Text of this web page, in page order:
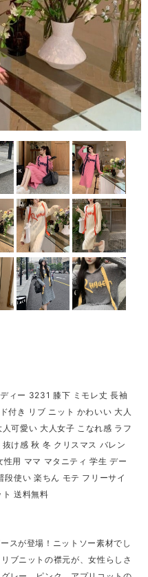
ィー 3231 膝下 ミモレ丈 長袖
付き リブ ニット かわいい 大人
可愛い 大人女子 こなれ感 ラフ
け感 秋 冬 クリスマス バレン
用 ママ マタニティ 学生 デー
段使い 楽ちん モテ フリーサイ
ト 送料無料
スが登場！ニットソー素材でし
ブニットの襟元が、女性らしさ